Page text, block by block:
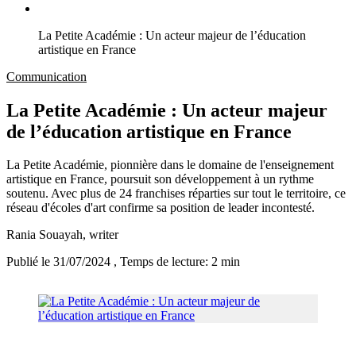
La Petite Académie : Un acteur majeur de l’éducation
artistique en France
Communication
La Petite Académie : Un acteur majeur
de l’éducation artistique en France
La Petite Académie, pionnière dans le domaine de l'enseignement
artistique en France, poursuit son développement à un rythme
soutenu. Avec plus de 24 franchises réparties sur tout le territoire, ce
réseau d'écoles d'art confirme sa position de leader incontesté.
Rania Souayah, writer
Publié le 31/07/2024 , Temps de lecture: 2 min